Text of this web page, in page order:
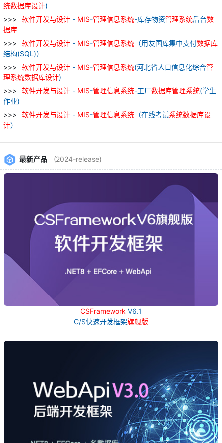
统数据库设计)
软件开发与设计 - MIS-管理信息系统-库存物资管理系统后台数
据库
软件开发与设计 - MIS-管理信息系统 （用友国库集中支付数据库
结构(SQL)）
软件开发与设计 - MIS-管理信息系统(河北省人口信息化综合管
理系统数据库设计)
软件开发与设计 - MIS-管理信息系统-工厂数据库管理系统(学生
作业)
软件开发与设计 - MIS-管理信息系统 （在线考试系统数据库设
计）
最新产品 (2024-release)
CSFramework V6.1
C/S快速开发框架旗舰版